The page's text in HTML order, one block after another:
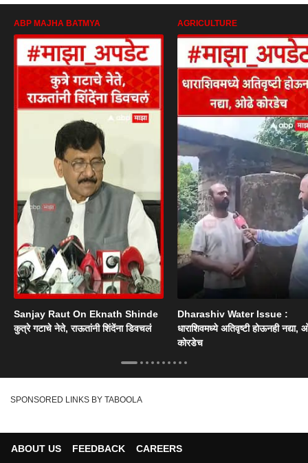
ABP MAJHA BATMYA
Sanjay Raut On Eknath Shinde
कुत्रे गटाचे नेते, राऊतांनी शिंदेंना डिवचलं
AGRICULTURE
Dharashiv Water Issue :
धाराशिवमध्ये अतिवृष्टी होऊनही नद्या,
कोरडेच
SPONSORED LINKS BY TABOOLA
ABOUT US FEEDBACK CAREERS